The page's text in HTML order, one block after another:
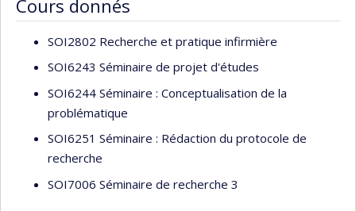
populations.
Cours donnés
SOI2802 Recherche et pratique infirmière
SOI6243 Séminaire de projet d'études
SOI6244 Séminaire : Conceptualisation de la
problématique
SOI6251 Séminaire : Rédaction du protocole de
recherche
SOI7006 Séminaire de recherche 3